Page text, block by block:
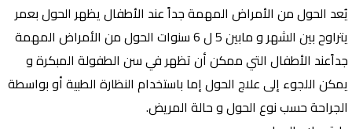
يُعد الحول من الأمراض المهمة جداً عند الأطفال يظهر الحول بعمر
يتراوح بين الشهر و مابين 5 ل 6 سنوات الحول من الأمراض المهمة
جداًعند الأطفال التي ممكن أن تظهر في سن الطفولة المبكرة و
يمكن اللجوء إلى علاج الحول إما باستخدام النظارة الطبية أو بواسطة
الجراحة حسب نوع الحول و حالة المريض.